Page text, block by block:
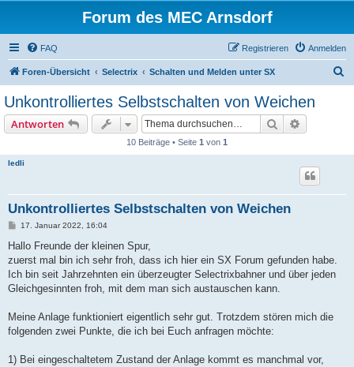
Forum des MEC Arnsdorf
FAQ Anmelden
Registrieren
Foren-Übersicht Selectrix Schalten und Melden unter SX
Unkontrolliertes Selbstschalten von Weichen
Antworten Suche
10 Beiträge • Seite 1 von 1
ledli
Unkontrolliertes Selbstschalten von Weichen
B
i
r
a
17. Januar 2022, 16:04
Hallo Freunde der kleinen Spur,
zuerst mal bin ich sehr froh, dass ich hier ein SX Forum gefunden habe.
Ich bin seit Jahrzehnten ein überzeugter Selectrixbahner und über jeden
Gleichgesinnten froh, mit dem man sich austauschen kann.
Meine Anlage funktioniert eigentlich sehr gut. Trotzdem stören mich die
folgenden zwei Punkte, die ich bei Euch anfragen möchte:
1) Bei eingeschaltetem Zustand der Anlage kommt es manchmal vor,